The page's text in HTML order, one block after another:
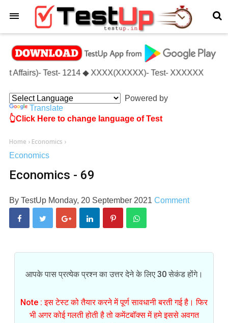
Test- 1214 ◆ XXXX(XXXXX)- Test- XXXXXX
Powered by
Translate
👆Click Here to change language of Test
Home › Economics ›
Economics
Economics - 69
By TestUp Monday, 20 September 2021 Comment
आपके पास प्रत्येक प्रश्न का उत्तर देने के लिए 30 सेकंड होंगे।
Note : इस टेस्ट को तैयार करने में पूर्ण सावधानी बरती गई है। फिर
भी अगर कोई गलती होती है तो कमेंटबॉक्स में हमे इससे अवगत